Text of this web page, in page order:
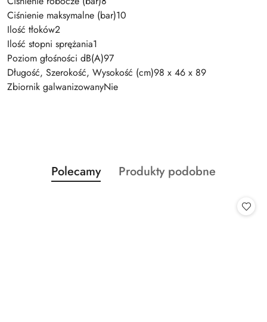
Ciśnienie maksymalne (bar)10
Ilość tłoków2
Ilość stopni sprężania1
Poziom głośności dB(A)97
Długość, Szerokość, Wysokość (cm)98 x 46 x 89
Zbiornik galwanizowanyNie
Pomiń karuzelę produktów
Produkty
o
Polecamy
Produkty
Produkty podobne